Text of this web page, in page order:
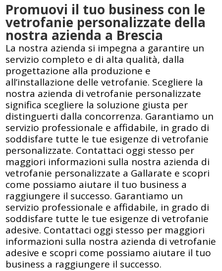
Promuovi il tuo business con le
vetrofanie personalizzate della
nostra azienda a Brescia
La nostra azienda si impegna a garantire un
servizio completo e di alta qualità, dalla
progettazione alla produzione e
all’installazione delle vetrofanie. Scegliere la
nostra azienda di vetrofanie personalizzate
significa scegliere la soluzione giusta per
distinguerti dalla concorrenza. Garantiamo un
servizio professionale e affidabile, in grado di
soddisfare tutte le tue esigenze di vetrofanie
personalizzate. Contattaci oggi stesso per
maggiori informazioni sulla nostra azienda di
vetrofanie personalizzate a Gallarate e scopri
come possiamo aiutare il tuo business a
raggiungere il successo. Garantiamo un
servizio professionale e affidabile, in grado di
soddisfare tutte le tue esigenze di vetrofanie
adesive. Contattaci oggi stesso per maggiori
informazioni sulla nostra azienda di vetrofanie
adesive e scopri come possiamo aiutare il tuo
business a raggiungere il successo.